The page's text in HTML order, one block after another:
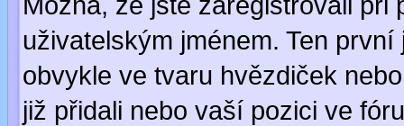
uživatelským jménem. Ten
obvykle ve tvaru hvězdiček
již přidali nebo vaší pozici ve